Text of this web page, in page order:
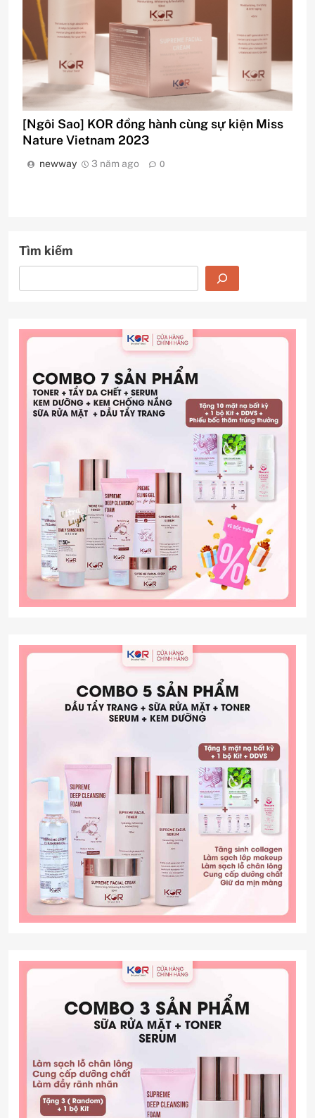
[Ngôi Sao] KOR đồng hành cùng sự kiện Miss
Nature Vietnam 2023
newway 3 năm ago 0
Tìm kiếm